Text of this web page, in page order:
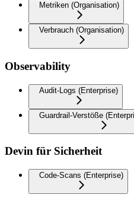
Metriken (Organisation)
Verbrauch (Organisation)
Observability
Audit-Logs (Enterprise)
Guardrail-Verstöße
Devin für Sicherheit
Code-Scans (Enterprise)